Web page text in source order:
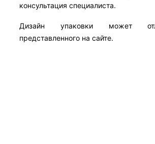
консультация специалиста.
Дизайн упаковки может
представленного на сайте.